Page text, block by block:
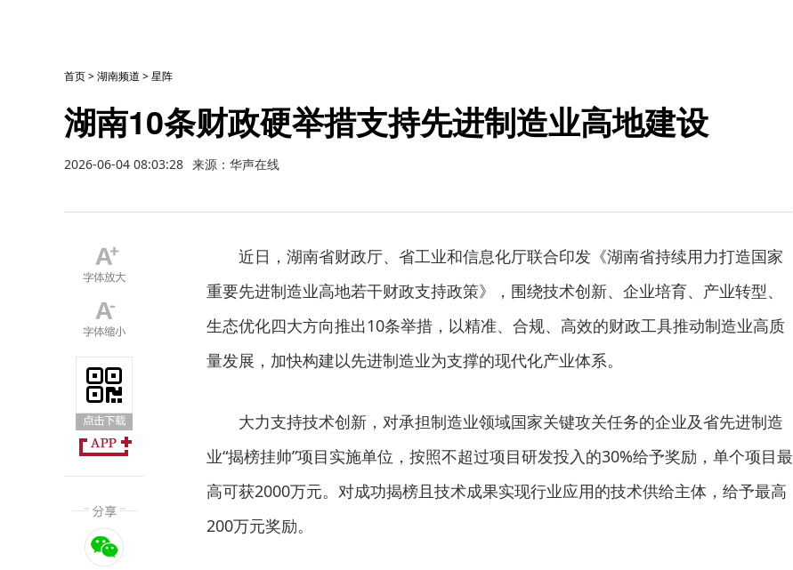
首页>湖南频道 >星阵
湖南10条财政硬举措支持先进制造业高地建设
2026-06-04 08:03:28 来源：华声在线
近日，湖南省财政厅、省工业和信息化厅联合印发《湖南省持续用力打造国家
重要先进制造业高地若干财政支持政策》，围绕技术创新、企业培育、产业转型、
生态优化四大方向推出10条举措，以精准、合规、高效的财政工具推动制造业高质
量发展，加快构建以先进制造业为支撑的现代化产业体系。
大力支持技术创新，对承担制造业领域国家关键攻关任务的企业及省先进制造
业“揭榜挂帅”项目实施单位，按照不超过项目研发投入的30%给予奖励，单个项目最
高可获2000万元。对成功揭榜且技术成果实现行业应用的技术供给主体，给予最高
200万元奖励。